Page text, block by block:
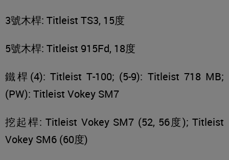
3號木桿: Titleist TS3, 15度
5號木桿: Titleist 915Fd, 18度
鐵桿(4): Titleist T-100; (5-9): Titleist 718 MB;
(PW): Titleist Vokey SM7
挖起桿: Titleist Vokey SM7 (52, 56度); Titleist
Vokey SM6 (60度)